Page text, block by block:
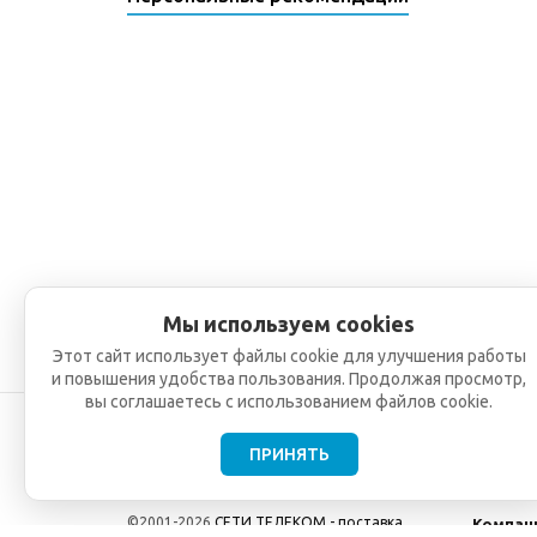
©2001-2026 СЕТИ ТЕЛЕКОМ - поставка,
Мы используем cookies
Этот сайт использует файлы cookie для улучшения работы
и повышения удобства пользования. Продолжая просмотр,
вы соглашаетесь с использованием файлов cookie.
ПРИНЯТЬ